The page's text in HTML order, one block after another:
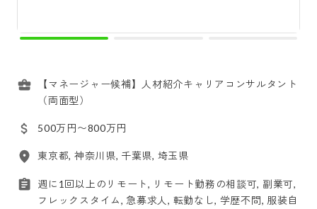
【マネージャー候補】人材紹介キャリアコンサルタント
（両面型）
500万円〜800万円
東京都, 神奈川県, 千葉県, 埼玉県
週に1回以上のリモート, リモート勤務の相談可, 副業可,
フレックスタイム, 急募求人, 転勤なし, 学歴不問, 服装自